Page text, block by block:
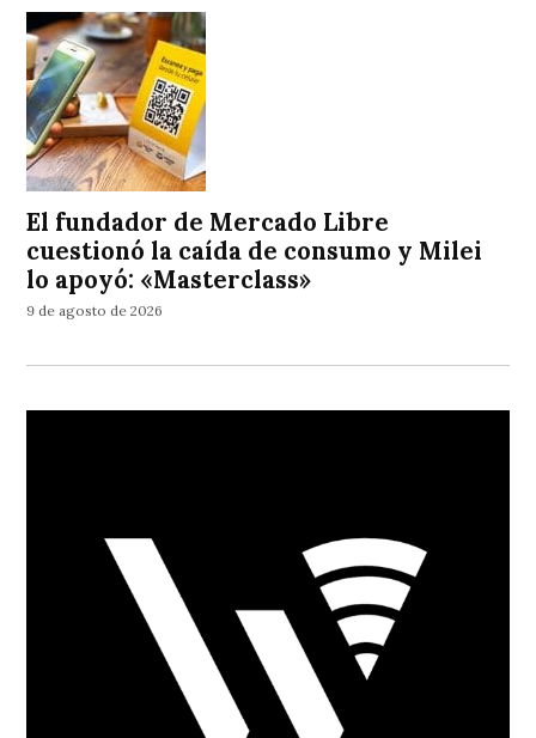
El fundador de Mercado Libre
cuestionó la caída de consumo y Milei
lo apoyó: «Masterclass»
9 de agosto de 2026